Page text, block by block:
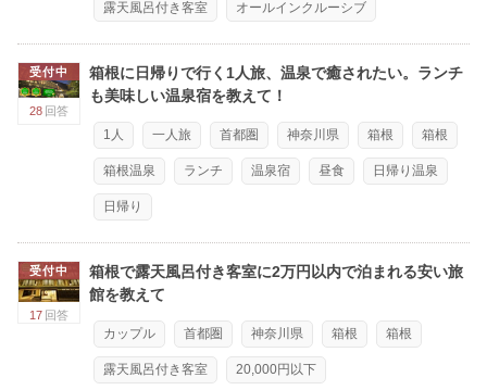
露天風呂付き客室 オールインクルーシブ
受付中
28 回答
箱根に日帰りで行く1人旅、温泉で癒されたい。ランチ
も美味しい温泉宿を教えて！
1人 一人旅 首都圏 神奈川県 箱根 箱根
箱根温泉 ランチ 温泉宿 昼食 日帰り温泉
日帰り
受付中
17 回答
箱根で露天風呂付き客室に2万円以内で泊まれる安い旅
館を教えて
カップル 首都圏 神奈川県 箱根 箱根
露天風呂付き客室 20,000円以下